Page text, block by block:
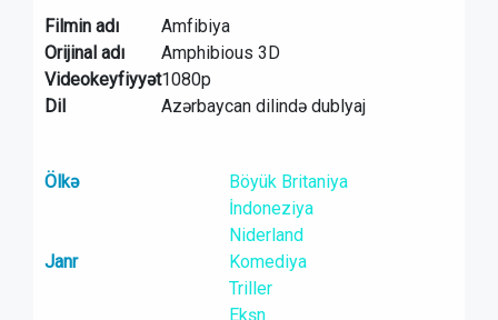
Filmin adı
Amfibiya
Orijinal adı
Amphibious 3D
Videokeyfiyyət1080p
Dil
Azərbaycan dilində dublyaj
Ölkə
Böyük Britaniya
İndoneziya
Niderland
Janr
Komediya
Triller
Ekşn